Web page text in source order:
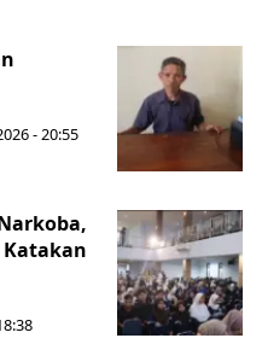
- 20:55